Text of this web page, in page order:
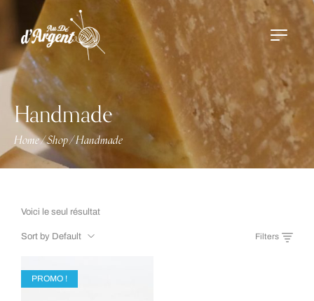
Handmade
Home/Shop/Handmade
Voici le seul résultat
Sort by Default Filters
PROMO !